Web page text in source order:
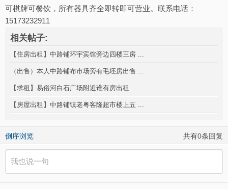
可棋牌可餐饮，所有器具齐全即转即可营业。联系电话：
15173232911
相关帖子:
【住房出租】中路铺环宇宾馆旁边四楼三房 ...
（出售）本人中路铺布市场旁有毛坯房出售 ...
【求租】易俗河白石广场附近谁有房出租
【房屋出租】中路铺镇老粤客隆超市楼上五 ...
倒序浏览 共有0条回复